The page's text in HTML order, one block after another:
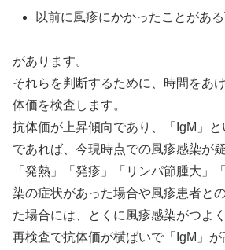
以前に風疹にかかったことがあ
があります。
それらを判断するために、時間をあ
体価を検査します。
抗体価が上昇傾向であり、「IgM」と
であれば、今現時点での風疹感染が
「発熱」「発疹」「リンパ節腫大」
染の症状があった場合や風疹患者と
た場合には、とくに風疹感染がつよ
再検査で抗体価が横ばいで「IgM」